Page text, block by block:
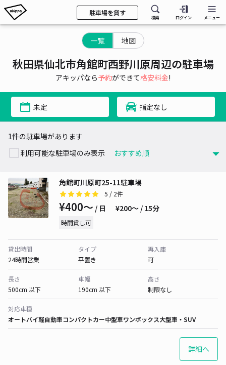
駐車場を貸す
検索 ログイン メニュー
一覧 地図
秋田県仙北市角館町西野川原周辺の駐車場
アキッパなら予約ができて格安料金!
未定 指定なし
1件の駐車場があります
利用可能な駐車場のみ表示
角館町川原町25-11駐車場
5 / 2件
¥400〜 / 日 ¥200〜 / 15分
時間貸し可
貸出時間
24時間営業
タイプ
平置き
再入庫
可
長さ
500cm 以下
車幅
190cm 以下
高さ
制限なし
対応車種
オートバイ軽自動車コンパクトカー中型車ワンボックス大型車・SUV
詳細へ